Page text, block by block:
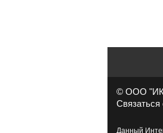
© ООО "ИК
Связаться
Данный